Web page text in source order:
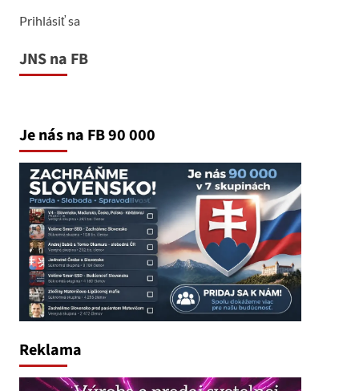
Prihlásiť sa
JNS na FB
Je nás na FB 90 000
Reklama